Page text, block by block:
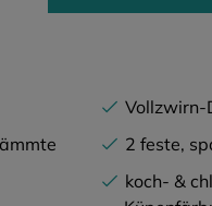
Vollzwirn-
2 feste,
koch- &